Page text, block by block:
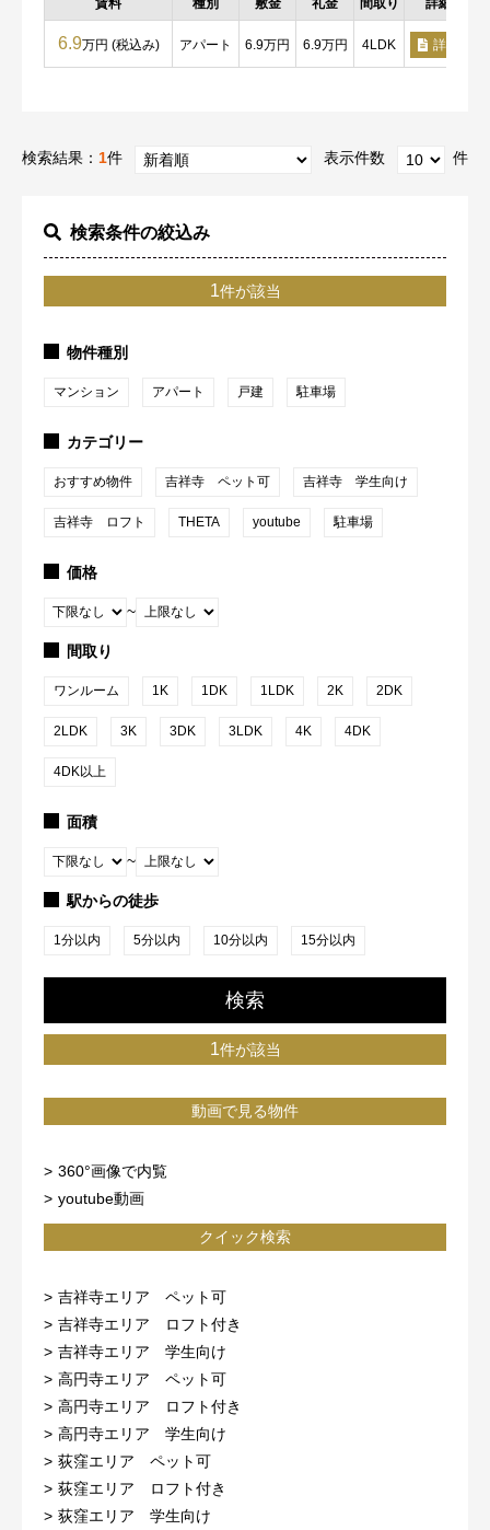
検索条件の絞込み
1件が該当
物件種別
マンション アパート 戸建 駐車場
カテゴリー
おすすめ物件 吉祥寺 ペット可 吉祥寺 学生向け
吉祥寺 ロフト THETA youtube 駐車場
価格
~
間取り
ワンルーム 1K 1DK 1LDK 2K 2DK
2LDK 3K 3DK 3LDK 4K 4DK
4DK以上
面積
~
駅からの徒歩
1分以内 5分以内 10分以内 15分以内
検索
1件が該当
動画で見る物件
360°画像で内覧
youtube動画
クイック検索
吉祥寺エリア ペット可
吉祥寺エリア ロフト付き
吉祥寺エリア 学生向け
高円寺エリア ペット可
高円寺エリア ロフト付き
高円寺エリア 学生向け
荻窪エリア ペット可
荻窪エリア ロフト付き
荻窪エリア 学生向け
賃料 種別 敷金 礼金 間取り 詳細
6.9万円 (税込み) アパート 6.9万円 6.9万円 4LDK 詳細
検索結果： 1件 表示件数 件